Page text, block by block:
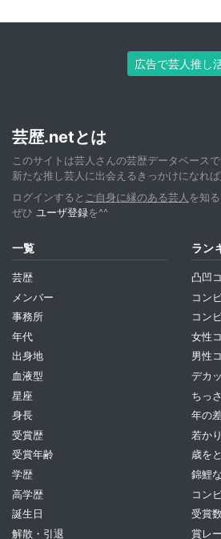
広告で芸人推し
芸歴.netとは
このサイトは芸人さんの芸歴データベースで
新たな推し芸人に出会えるきっかけになれ
ログインすると ご自身に縁のある芸人 を知
ぜひ ユーザ登録を^^
一覧
芸歴
メンバー
事務所
年代
出身地
血液型
星座
身長
受賞歴
受賞年齢
学歴
高学歴
誕生日
解散・引退
ラン
凸凹
コン
コン
女性
男性
デカッ
ちっ
年の
若か
歳を
錦鯉
コン
受賞
賞レ